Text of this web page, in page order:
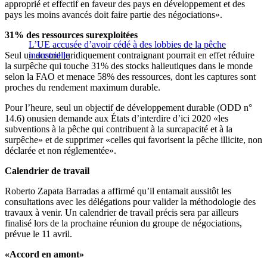
approprié et effectif en faveur des pays en développement et des
pays les moins avancés doit faire partie des négociations».
L’UE accusée d’avoir cédé à des lobbies de la pêche
industrielle
31% des ressources surexploitées
Seul un accord juridiquement contraignant pourrait en effet réduire
la surpêche qui touche 31% des stocks halieutiques dans le monde
selon la FAO et menace 58% des ressources, dont les captures sont
proches du rendement maximum durable.
Pour l’heure, seul un objectif de développement durable (ODD n°
14.6) onusien demande aux États d’interdire d’ici 2020 «les
subventions à la pêche qui contribuent à la surcapacité et à la
surpêche» et de supprimer «celles qui favorisent la pêche illicite, non
déclarée et non réglementée».
Calendrier de travail
Roberto Zapata Barradas a affirmé qu’il entamait aussitôt les
consultations avec les délégations pour valider la méthodologie des
travaux à venir. Un calendrier de travail précis sera par ailleurs
finalisé lors de la prochaine réunion du groupe de négociations,
prévue le 11 avril.
«Accord en amont»